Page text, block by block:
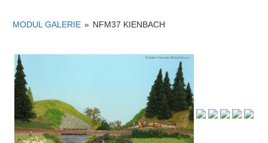
MODUL GALERIE » NFM37 KIENBACH